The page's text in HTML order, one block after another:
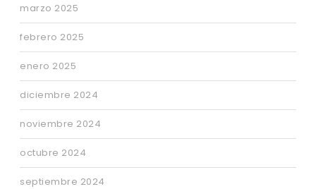
marzo 2025
febrero 2025
enero 2025
diciembre 2024
noviembre 2024
octubre 2024
septiembre 2024